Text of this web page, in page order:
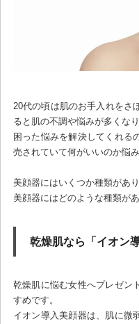
20代の頃は肌のお手入れをさ
ると肌の不調や悩みが多くなり
困った悩みを解決してくれる
売されていて何がいいのか悩み
美顔器にはいくつか種類があ
美顔器にはどのような種類が
乾燥肌なら「イオン
乾燥肌に悩む女性へプレゼン
すめです。
イオン導入美顔器は、肌に微